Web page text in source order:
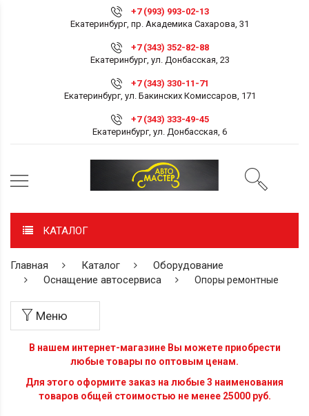
+7 (993) 993-02-13
Екатеринбург, пр. Академика Сахарова, 31
+7 (343) 352-82-88
Екатеринбург, ул. Донбасская, 23
+7 (343) 330-11-71
Екатеринбург, ул. Бакинских Комиссаров, 171
+7 (343) 333-49-45
Екатеринбург, ул. Донбасская, 6
КАТАЛОГ
Главная Каталог
Оборудование
Оснащение автосервиса
Опоры ремонтные
Меню
В нашем интернет-магазине Вы можете приобрести
любые товары по оптовым ценам.
Для этого оформите заказ на любые 3 наименования
товаров общей стоимостью не менее 25000 руб.